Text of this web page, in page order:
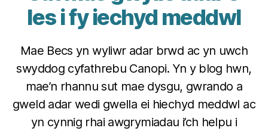
les i fy iechyd meddwl
Mae Becs yn wyliwr adar brwd ac yn uwch
swyddog cyfathrebu Canopi. Yn y blog hwn,
mae’n rhannu sut mae dysgu, gwrando a
gweld adar wedi gwella ei hiechyd meddwl ac
yn cynnig rhai awgrymiadau i’ch helpu i